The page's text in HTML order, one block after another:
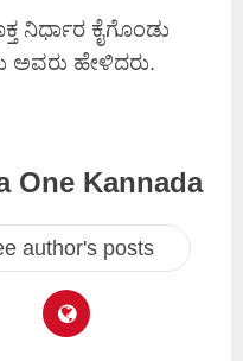
ನಿರ್ಧಾರ ಕೈಗೊಂಡು
ಅವರು ಹೇಳಿದರು.
One Kannada
author's posts